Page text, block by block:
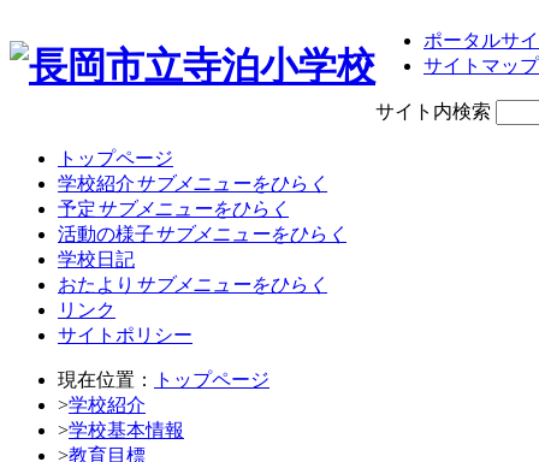
ポータルサ
サイトマップ
サイト内検索
トップページ
学校紹介サブメニューをひらく
予定サブメニューをひらく
活動の様子サブメニューをひらく
学校日記
おたより サブメニューをひらく
リンク
サイトポリシー
現在位置：
トップページ
>学校紹介
>学校基本情報
>教育目標